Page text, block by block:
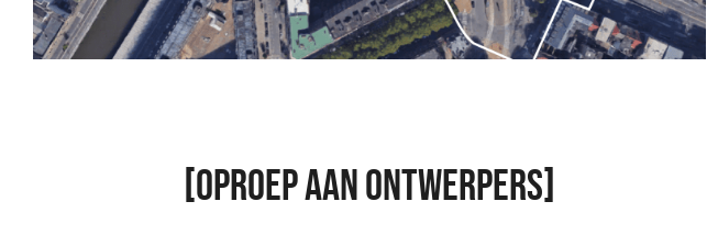
[OPROEP AAN ONTWERPERS]